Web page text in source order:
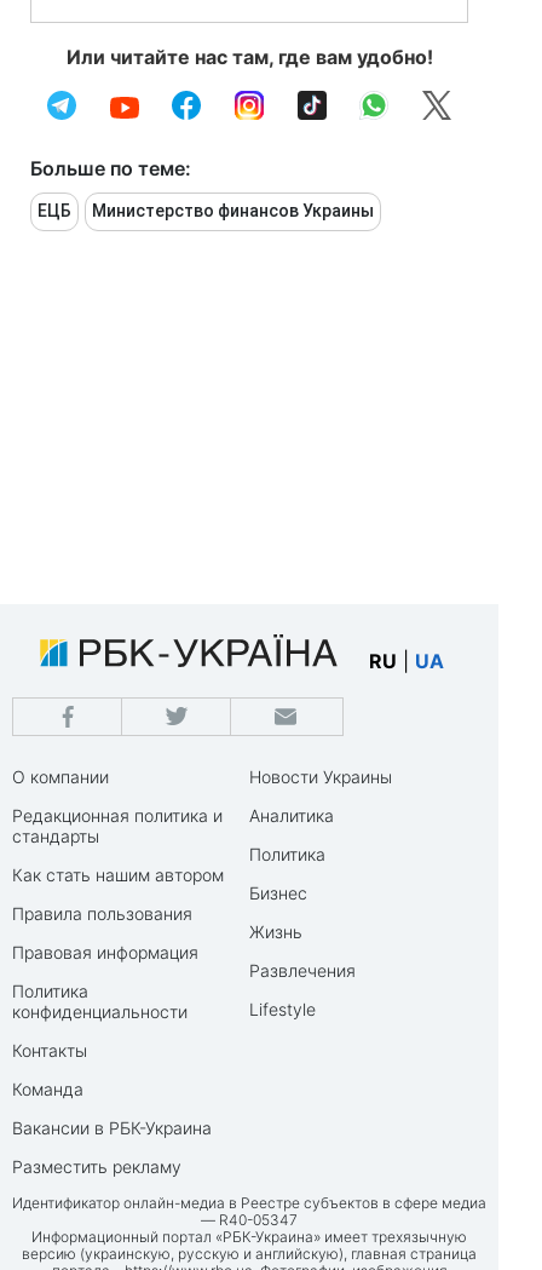
Или читайте нас там, где вам удобно!
Больше по теме:
ЕЦБ Министерство финансов Украины
RU UA
О компании
Редакционная политика и
стандарты
Как стать нашим автором
Правила пользования
Правовая информация
Политика
конфиденциальности
Контакты
Команда
Вакансии в РБК-Украина
Разместить рекламу
Новости Украины
Аналитика
Политика
Бизнес
Жизнь
Развлечения
Lifestyle
Идентификатор онлайн-медиа в Реестре субъектов в сфере медиа
— R40-05347
Информационный портал «РБК-Украина» имеет трехязычную
версию (украинскую, русскую и английскую), главная страница